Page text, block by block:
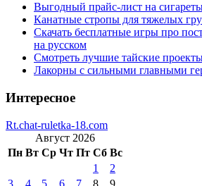
Выгодный прайс-лист на
Канатные стропы для тяжелых
Скачать бесплатные игры про
на русском
Смотреть лучшие тайские
Лакорны с сильными главными
Интересное
Rt.chat-ruletka-18.com
Август 2026
Пн Вт Ср Чт Пт Сб Вс
1
2
3
4 5 6 7 8 9